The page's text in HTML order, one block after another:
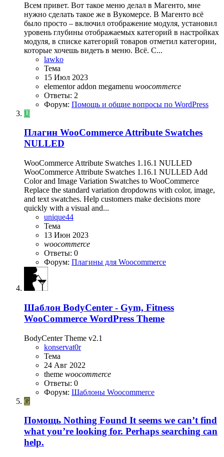
Всем привет. Вот такое меню делал в Магенто, мне
нужно сделать такое же в Вукомерсе. В Магенто всё
было просто – включил отображение модуля, установил
уровень глубины отображаемых категорий в настройках
модуля, в списке категорий товаров отметил категории,
которые хочешь видеть в меню. Всё. С...
lawko
Тема
15 Июл 2023
elementor addon megamenu woocommerce
Ответы: 2
Форум: Помощь и общие вопросы по WordPress
U
Плагин WooCommerce Attribute Swatches
NULLED
WooCommerce Attribute Swatches 1.16.1 NULLED
WooCommerce Attribute Swatches 1.16.1 NULLED Add
Color and Image Variation Swatches to WooCommerce
Replace the standard variation dropdowns with color, image,
and text swatches. Help customers make decisions more
quickly with a visual and...
unique44
Тема
13 Июн 2023
woocommerce
Ответы: 0
Форум: Плагины для Woocommerce
Шаблон BodyCenter - Gym, Fitness
WooCommerce WordPress Theme
BodyCenter Theme v2.1
konservat0r
Тема
24 Авг 2022
theme woocommerce
Ответы: 0
Форум: Шаблоны Woocommerce
G
Помощь Nothing Found It seems we can’t find
what you’re looking for. Perhaps searching can
help.